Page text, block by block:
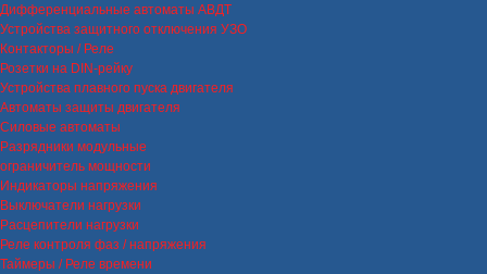
Дифференциальные автоматы АВДТ
Устройства защитного отключения УЗО
Контакторы / Реле
Розетки на DIN-рейку
Устройства плавного пуска двигателя
Автоматы защиты двигателя
Силовые автоматы
Разрядники модульные
ограничитель мощности
Индикаторы напряжения
Выключатели нагрузки
Расцепители нагрузки
Реле контроля фаз / напряжения
Таймеры / Реле времени